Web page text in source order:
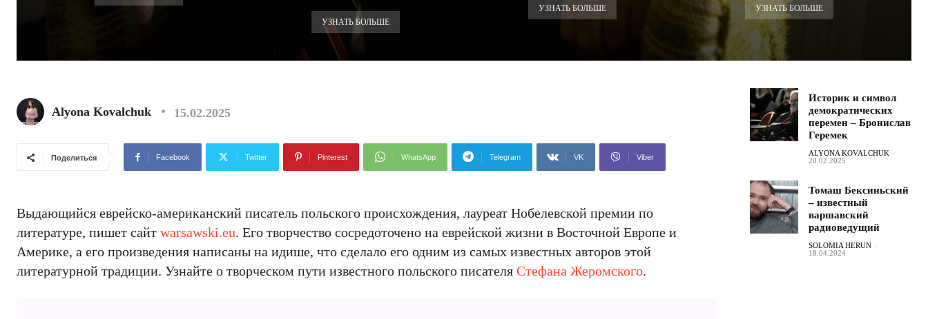
УЗНАТЬ БОЛЬШЕ
УЗНАТЬ БОЛЬШЕ УЗНАТЬ БОЛЬШЕ
Alyona Kovalchuk 15.02.2025
Поделиться Facebook Twitter Pinterest WhatsApp Telegram VK Viber
Выдающийся еврейско-американский писатель польского происхождения, лауреат Нобелевской премии по
литературе, пишет сайт warsawski.eu. Его творчество сосредоточено на еврейской жизни в Восточной Европе и
Америке, а его произведения написаны на идише, что сделало его одним из самых известных авторов этой
литературной традиции. Узнайте о творческом пути известного польского писателя Стефана Жеромского.
Историк и символ
демократических
перемен – Бронислав
Геремек
ALYONA KOVALCHUK -
20.02.2025
Томаш Бексиньский
– известный
варшавский
радиоведущий
SOLOMIA HERUN -
18.04.2024